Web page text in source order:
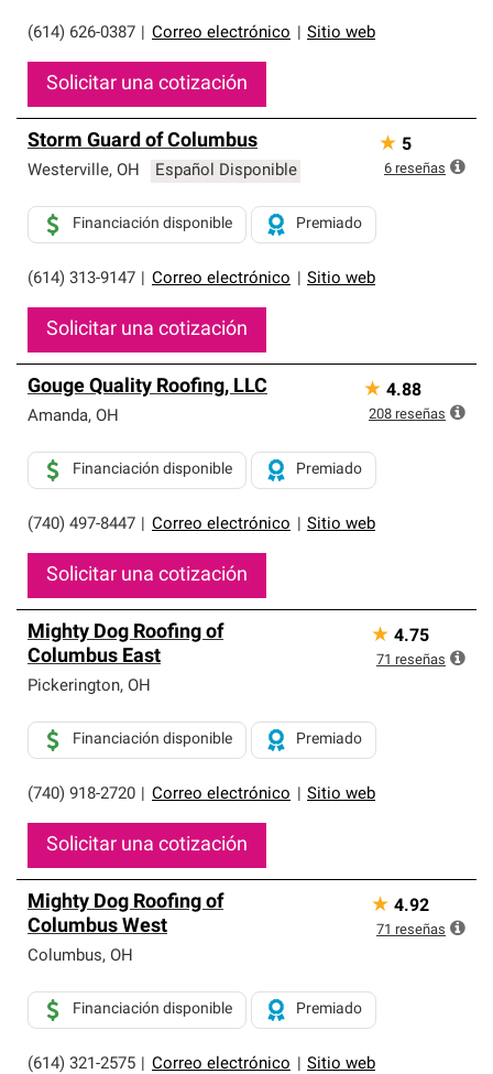
(614) 626-0387 Correo electrónico Sitio web
Solicitar una cotización
Storm Guard of Columbus
Westerville, OH Español Disponible
(614) 313-9147 Correo electrónico Sitio web
Financiación disponible Premiado
Solicitar una cotización
★ 5
6 reseñas
Gouge Quality Roofing, LLC
Amanda, OH
(740) 497-8447 Correo electrónico Sitio web
Financiación disponible Premiado
Solicitar una cotización
★ 4.88
208 reseñas
Mighty Dog Roofing of
Columbus East
Pickerington, OH
(740) 918-2720 Correo electrónico Sitio web
Financiación disponible Premiado
Solicitar una cotización
★ 4.75
71 reseñas
Mighty Dog Roofing of
Columbus West
Columbus, OH
(614) 321-2575 Correo electrónico Sitio web
Financiación disponible Premiado
★ 4.92
71 reseñas